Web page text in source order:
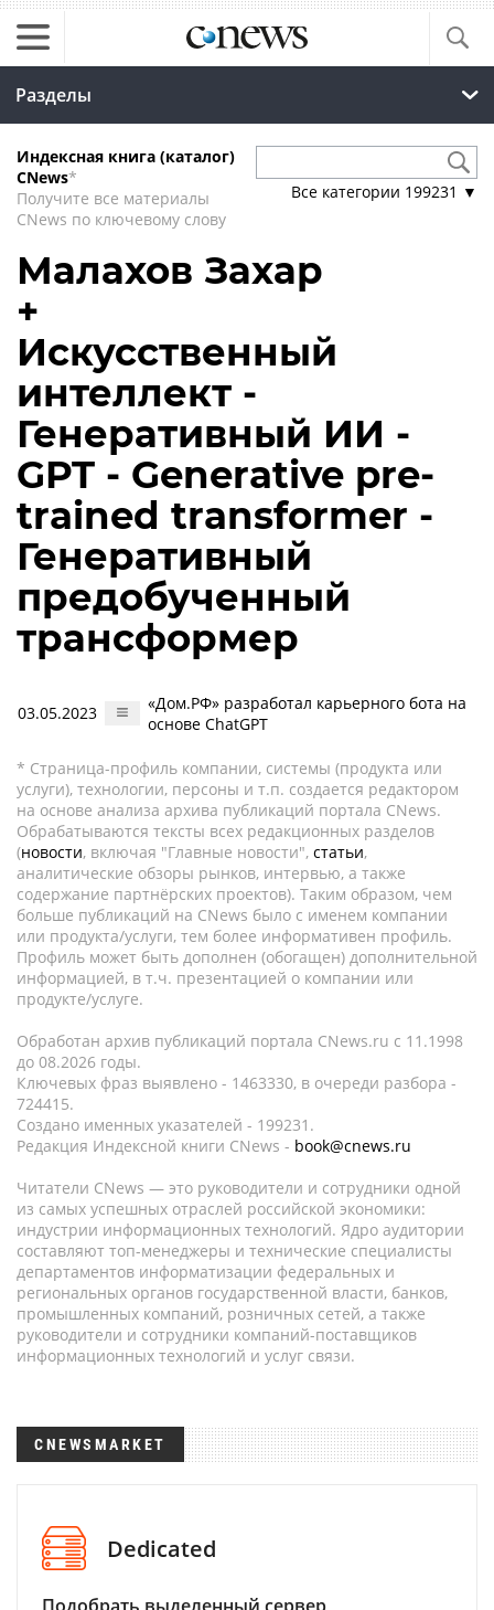
Разделы
Индексная книга (каталог)
CNews*
Получите все материалы
CNews по ключевому слову
Все категории 199231 ▼
Малахов Захар
+
Искусственный
интеллект -
Генеративный ИИ -
GPT - Generative pre-
trained transformer -
Генеративный
предобученный
трансформер
03.05.2023
«Дом.РФ» разработал карьерного бота на
основе ChatGPT
* Страница-профиль компании, системы (продукта или
услуги), технологии, персоны и т.п. создается редактором
на основе анализа архива публикаций портала CNews.
Обрабатываются тексты всех редакционных разделов
(новости, включая "Главные новости", статьи,
аналитические обзоры рынков, интервью, а также
содержание партнёрских проектов). Таким образом, чем
больше публикаций на CNews было с именем компании
или продукта/услуги, тем более информативен профиль.
Профиль может быть дополнен (обогащен) дополнительной
информацией, в т.ч. презентацией о компании или
продукте/услуге.
Обработан архив публикаций портала CNews.ru c 11.1998
до 08.2026 годы.
Ключевых фраз выявлено - 1463330, в очереди разбора -
724415.
Создано именных указателей - 199231.
Редакция Индексной книги CNews - book@cnews.ru
Читатели CNews — это руководители и сотрудники одной
из самых успешных отраслей российской экономики:
индустрии информационных технологий. Ядро аудитории
составляют топ-менеджеры и технические специалисты
департаментов информатизации федеральных и
региональных органов государственной власти, банков,
промышленных компаний, розничных сетей, а также
руководители и сотрудники компаний-поставщиков
информационных технологий и услуг связи.
CNEWSMARKET
Dedicated